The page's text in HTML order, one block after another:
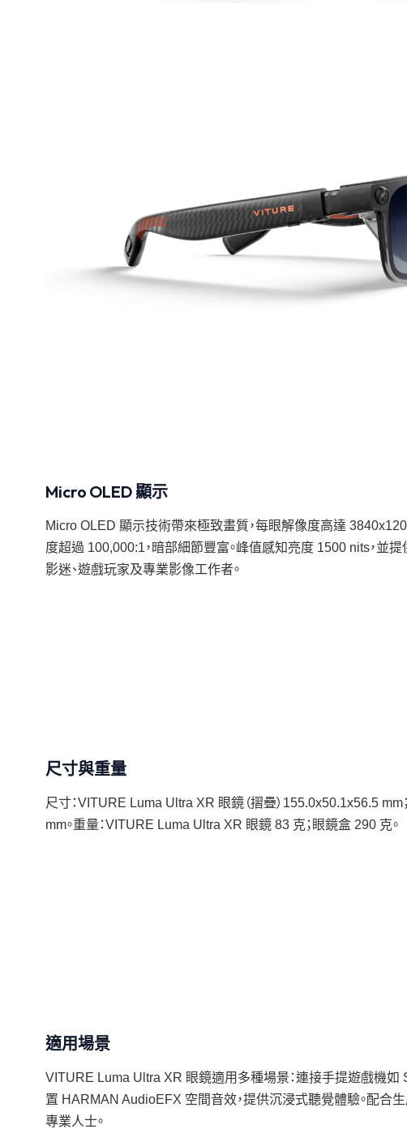
Micro OLED 顯示
Micro OLED 顯示技術帶來極致畫質，每眼解像度高達
度超過 100,000:1，暗部細節豐富。峰值感知亮度 1500 nits，並
影迷、遊戲玩家及專業影像工作者。
尺寸與重量
尺寸：VITURE Luma Ultra XR 眼鏡（摺疊）155.0x50.1x56.5
mm。重量：VITURE Luma Ultra XR 眼鏡 83 克；眼鏡盒 290 克。
適用場景
VITURE Luma Ultra XR 眼鏡適用多種場景：連接手提遊戲機如
置 HARMAN AudioEFX 空間音效，提供沉浸式聽覺體驗。配合
專業人士。